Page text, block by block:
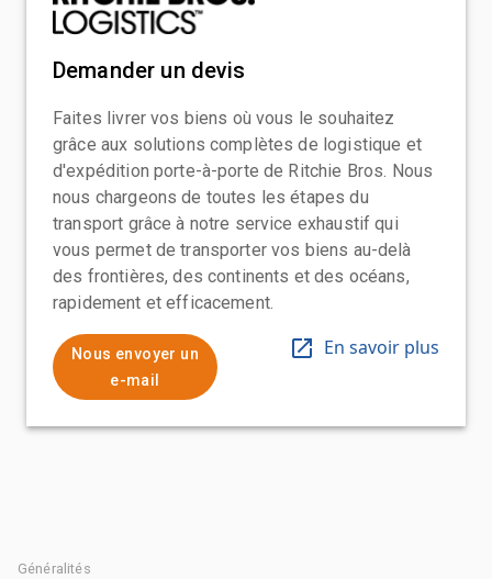
Demander un devis
Faites livrer vos biens où vous le souhaitez
grâce aux solutions complètes de logistique et
d'expédition porte-à-porte de Ritchie Bros. Nous
nous chargeons de toutes les étapes du
transport grâce à notre service exhaustif qui
vous permet de transporter vos biens au-delà
des frontières, des continents et des océans,
rapidement et efficacement.
Nous envoyer un
e-mail
En savoir plus
Généralités